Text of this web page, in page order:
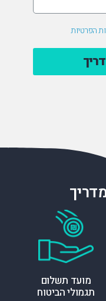
הפרטיות
מועד תשלום
תגמולי הביטוח